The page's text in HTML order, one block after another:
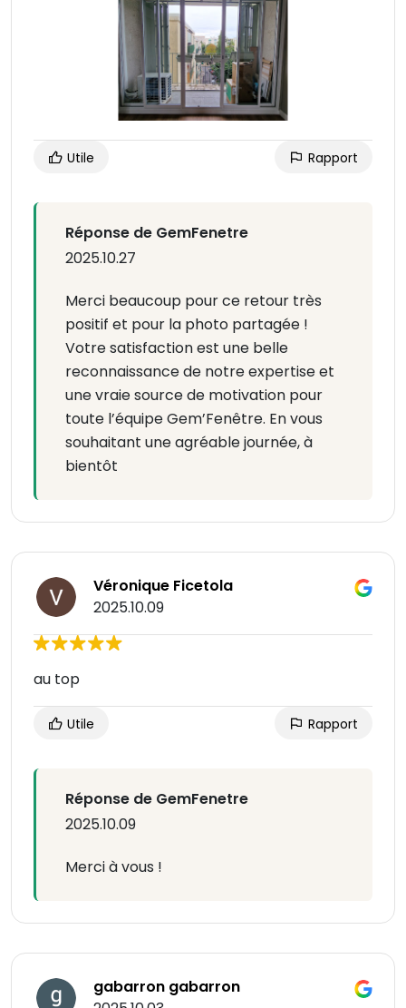
Utile Rapport
Réponse de GemFenetre
2025.10.27
Merci beaucoup pour ce retour très
positif et pour la photo partagée !
Votre satisfaction est une belle
reconnaissance de notre expertise et
une vraie source de motivation pour
toute l’équipe Gem’Fenêtre. En vous
souhaitant une agréable journée, à
bientôt
Véronique Ficetola
2025.10.09
au top
Utile Rapport
Réponse de GemFenetre
2025.10.09
Merci à vous !
gabarron gabarron